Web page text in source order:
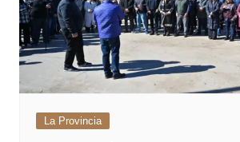
La Provincia